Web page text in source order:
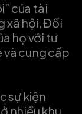
của tài
xã hội, Đối
họ với tư
cung cấp
sự kiện
nhiều khu